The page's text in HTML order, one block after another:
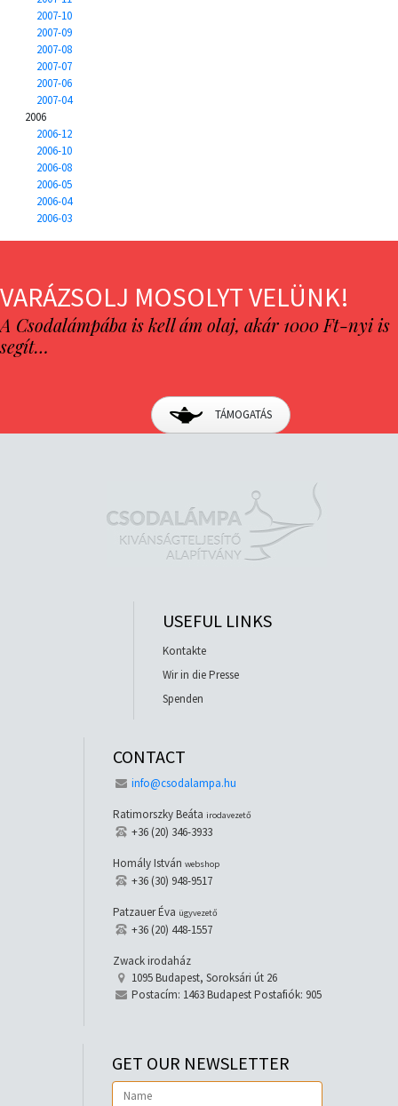
2007-10
2007-09
2007-08
2007-07
2007-06
2007-04
2006
2006-12
2006-10
2006-08
2006-05
2006-04
2006-03
VARÁZSOLJ MOSOLYT VELÜNK!
A Csodalámpába is kell ám olaj, akár 1000 Ft-nyi is
segít…
TÁMOGATÁS
USEFUL LINKS
Kontakte
Wir in die Presse
Spenden
CONTACT
info@csodalampa.hu
Ratimorszky Beáta irodavezető
+36 (20) 346-3933
Homály István webshop
+36 (30) 948-9517
Patzauer Éva ügyvezető
+36 (20) 448-1557
Zwack irodaház
1095 Budapest, Soroksári út 26
Postacím: 1463 Budapest Postafiók: 905
GET OUR NEWSLETTER